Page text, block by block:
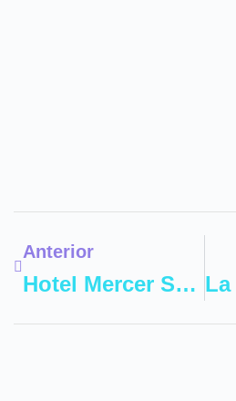
Anterior
Hotel Mercer Sevilla: Experiencia Exclusiva De Alojamiento En La Capital Andaluza